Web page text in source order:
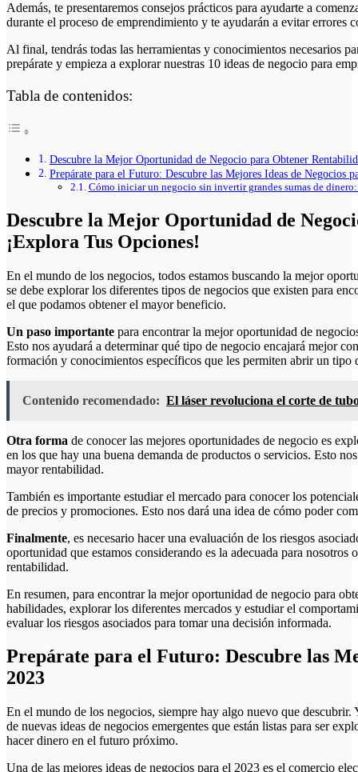
Además, te presentaremos consejos prácticos para ayudarte a
durante el proceso de emprendimiento y te ayudarán a evitar errores
Al final, tendrás todas las herramientas y conocimientos necesarios
prepárate y empieza a explorar nuestras 10 ideas de negocio para
Tabla de contenidos:
Descubre la Mejor Oportunidad de Negocio para Obtener
Prepárate para el Futuro: Descubre las Mejores Ideas de Negocios
Cómo iniciar un negocio sin invertir grandes sumas de
Descubre la Mejor Oportunidad de
¡Explora Tus Opciones!
En el mundo de los negocios, todos estamos buscando la mejor
se debe explorar los diferentes tipos de negocios que existen para
el que podamos obtener el mayor beneficio.
Un paso importante para encontrar la mejor oportunidad de
Esto nos ayudará a determinar qué tipo de negocio encajará mejor
formación y conocimientos específicos que les permiten abrir un tipo
Contenido recomendado: El láser revoluciona el corte de
Otra forma de conocer las mejores oportunidades de negocio es
en los que hay una buena demanda de productos o servicios. Esto
mayor rentabilidad.
También es importante estudiar el mercado para conocer los
de precios y promociones. Esto nos dará una idea de cómo poder
Finalmente, es necesario hacer una evaluación de los riesgos
oportunidad que estamos considerando es la adecuada para
rentabilidad.
En resumen, para encontrar la mejor oportunidad de negocio para
habilidades, explorar los diferentes mercados y estudiar el
evaluar los riesgos asociados para tomar una decisión informada.
Prepárate para el Futuro: Descubre las
2023
En el mundo de los negocios, siempre hay algo nuevo que
de nuevas ideas de negocios emergentes que están listas para ser
hacer dinero en el futuro próximo.
Una de las mejores ideas de negocios para el 2023 es el comercio